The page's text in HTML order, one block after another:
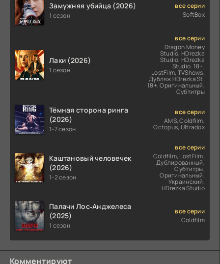
Замужняя убийца (2026)
1 сезон
все серии
SoftBox
Лаки (2026)
1 сезон
все серии
Dragon Money
Studio, HDrezka
Studio, HDrezka
Studio. 18+,
LostFilm, TVShows,
Дубляж HDrezka St.
18+, Оригинальный,
Субтитры
Тёмная сторона ринга
(2026)
1-7 сезон
все серии
AMS, Coldfilm,
Octopus, Ultradox
Каштановый человечек
(2026)
1-2 сезон
все серии
Coldfilm, LostFilm,
Дублированный,
Субтитры,
Оригинальный,
Украинский,
HDrezka Studio
Палачи Лос‑Анджелеса
(2025)
1 сезон
все серии
Coldfilm
Комментируют